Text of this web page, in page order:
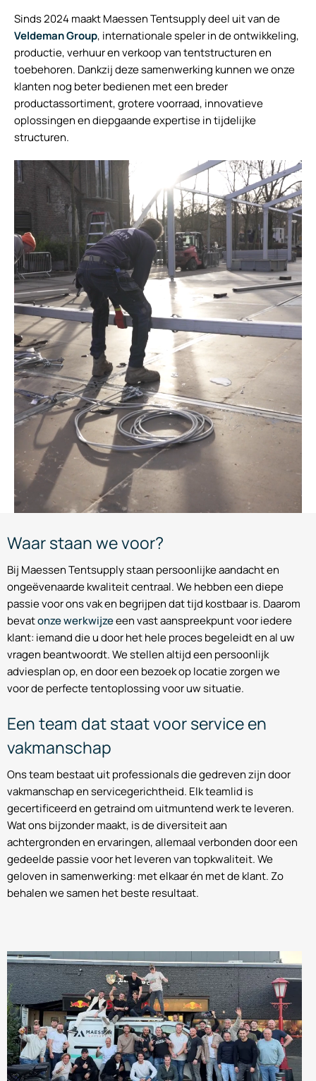
Sinds 2024 maakt Maessen Tentsupply deel uit van de
Veldeman Group, internationale speler in de ontwikkeling,
productie, verhuur en verkoop van tentstructuren en
toebehoren. Dankzij deze samenwerking kunnen we onze
klanten nog beter bedienen met een breder
productassortiment, grotere voorraad, innovatieve
oplossingen en diepgaande expertise in tijdelijke
structuren.
Waar staan we voor?
Bij Maessen Tentsupply staan persoonlijke aandacht en
ongeëvenaarde kwaliteit centraal. We hebben een diepe
passie voor ons vak en begrijpen dat tijd kostbaar is. Daarom
bevatonze werkwijzeeen vast aanspreekpunt voor iedere
klant: iemand die u door het hele proces begeleidt en al uw
vragen beantwoordt. We stellen altijd een persoonlijk
adviesplan op, en door een bezoek op locatie zorgen we
voor de perfecte tentoplossing voor uw situatie.
Een team dat staat voor service en
vakmanschap
Ons team bestaat uit professionals die gedreven zijn door
vakmanschap en servicegerichtheid. Elk teamlid is
gecertificeerd en getraind om uitmuntend werk te leveren.
Wat ons bijzonder maakt, is de diversiteit aan
achtergronden en ervaringen, allemaal verbonden door een
gedeelde passie voor het leveren van topkwaliteit. We
geloven in samenwerking: met elkaar én met de klant. Zo
behalen we samen het beste resultaat.